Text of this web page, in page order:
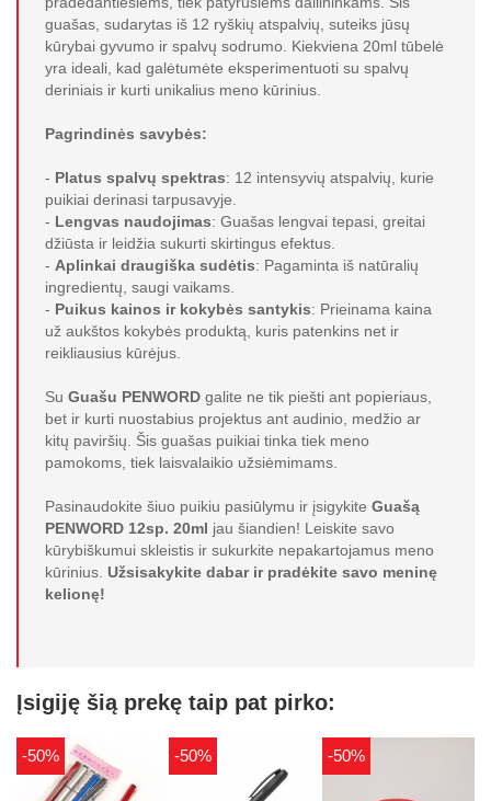
guašas, sudarytas iš 12 ryškių atspalvių, suteiks jūsų
kūrybai gyvumo ir spalvų sodrumo. Kiekviena 20ml tūbelė
yra ideali, kad galėtumėte eksperimentuoti su spalvų
deriniais ir kurti unikalius meno kūrinius.
Pagrindinės savybės:
- Platus spalvų spektras: 12 intensyvių atspalvių, kurie
puikiai derinasi tarpusavyje.
- Lengvas naudojimas: Guašas lengvai tepasi, greitai
džiūsta ir leidžia sukurti skirtingus efektus.
- Aplinkai draugiška sudėtis: Pagaminta iš natūralių
ingredientų, saugi vaikams.
- Puikus kainos ir kokybės santykis: Prieinama kaina
už aukštos kokybės produktą, kuris patenkins net ir
reikliausius kūrėjus.
Su Guašu PENWORD galite ne tik piešti ant popieriaus,
bet ir kurti nuostabius projektus ant audinio, medžio ar
kitų paviršių. Šis guašas puikiai tinka tiek meno
pamokoms, tiek laisvalaikio užsiėmimams.
Pasinaudokite šiuo puikiu pasiūlymu ir įsigykite Guašą
PENWORD 12sp. 20ml jau šiandien! Leiskite savo
kūrybiškumui skleistis ir sukurkite nepakartojamus meno
kūrinius. Užsisakykite dabar ir pradėkite savo meninę
kelionę!
Įsigiję šią prekę taip pat pirko:
-50% -50% -50%